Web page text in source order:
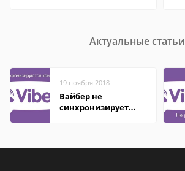
Актуальные статьи
19 ноября 2018
Вайбер не
синхронизирует